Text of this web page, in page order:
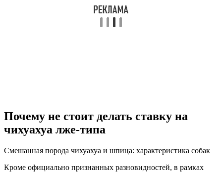
Почему не стоит делать ставку на
чихуахуа лже-типа
Смешанная порода чихуахуа и шпица: характеристика собак
Кроме официально признанных разновидностей, в рамках